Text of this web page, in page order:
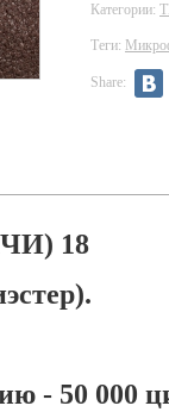
Категории:
Теги:
Share:
18
- 50 000